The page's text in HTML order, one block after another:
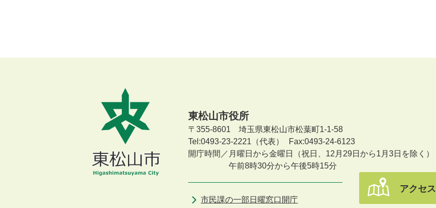
東松山市役所
〒355-8601 埼玉県東松山市松葉町1-1-58
Tel:0493-23-2221（代表）
Fax:0493-24-6123
開庁時間／月曜日から金曜日
（祝日、12月29日から1月3日を除く）
午前8時30分から午後5時15分
市民課の一部日曜窓口開庁
アクセス